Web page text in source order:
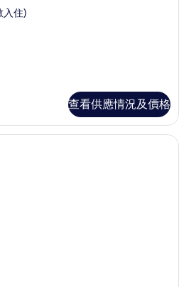
入住)
查看供應情況及價格